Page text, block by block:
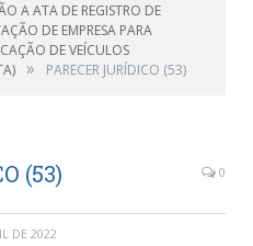
A ATA DE REGISTRO DE
DE EMPRESA PARA
DE VEÍCULOS
» PARECER JURÍDICO (53)
(53) 0
DE 2022